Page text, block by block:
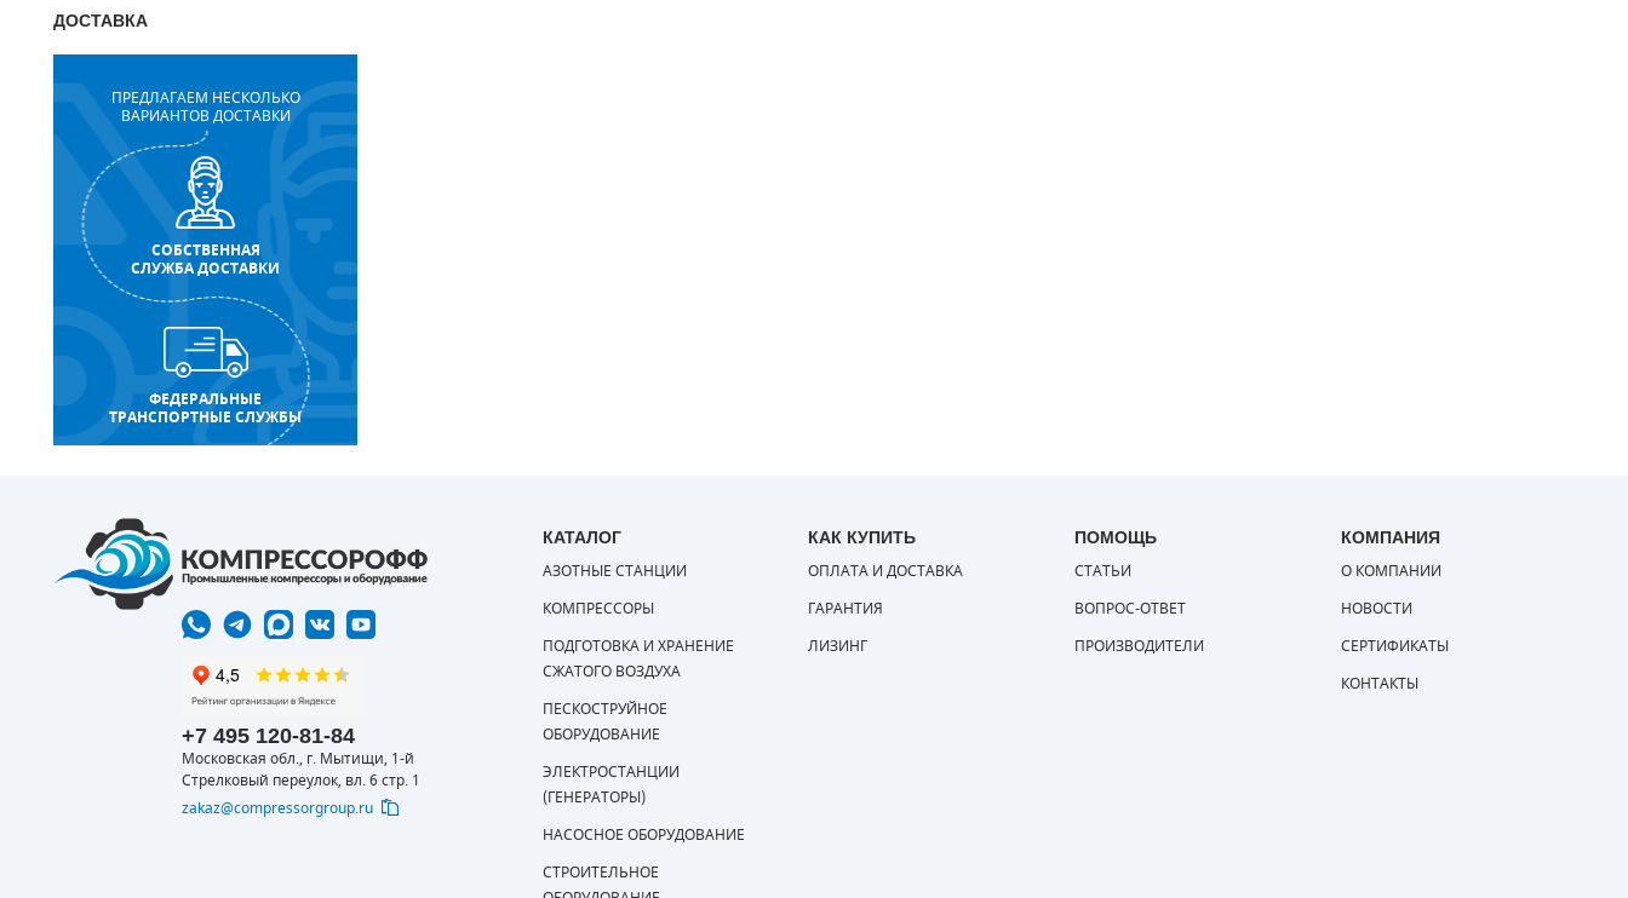
ДОСТАВКА
ПРЕДЛАГАЕМ НЕСКОЛЬКО
ВАРИАНТОВ ДОСТАВКИ
СОБСТВЕННАЯ
СЛУЖБА ДОСТАВКИ
ФЕДЕРАЛЬНЫЕ
ТРАНСПОРТНЫЕ СЛУЖБЫ
+7 495 120-81-84
Московская обл., г. Мытищи, 1-й
Стрелковый переулок, вл. 6 стр. 1
zakaz@compressorgroup.ru
КАТАЛОГ
АЗОТНЫЕ СТАНЦИИ
КОМПРЕССОРЫ
ПОДГОТОВКА И ХРАНЕНИЕ
СЖАТОГО ВОЗДУХА
ПЕСКОСТРУЙНОЕ
ОБОРУДОВАНИЕ
ЭЛЕКТРОСТАНЦИИ
(ГЕНЕРАТОРЫ)
НАСОСНОЕ ОБОРУДОВАНИЕ
СТРОИТЕЛЬНОЕ
КАК КУПИТЬ
ОПЛАТА И ДОСТАВКА
ГАРАНТИЯ
ЛИЗИНГ
ПОМОЩЬ
СТАТЬИ
ВОПРОС-ОТВЕТ
ПРОИЗВОДИТЕЛИ
КОМПАНИЯ
О КОМПАНИИ
НОВОСТИ
СЕРТИФИКАТЫ
КОНТАКТЫ